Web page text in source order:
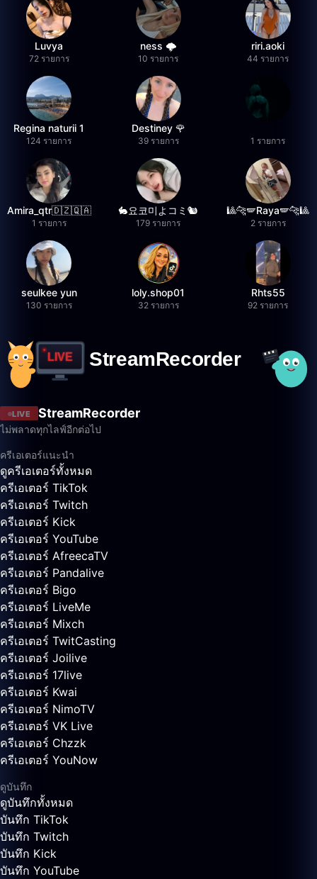
Luvya
72 รายการ
ness 🌩️
10 รายการ
riri.aoki
44 รายการ
Regina naturii 1
124 รายการ
Destiney 🌹
39 รายการ 1 รายการ
Amira_qtr🇩🇿🇶🇦
1 รายการ
🐇요코미よコミ🐿
179 รายการ
🎱🐆🪽Raya🪽🐆🎱
2 รายการ
seulkee yun
130 รายการ
loly.shop01
32 รายการ
Rhts55
92 รายการ
LIVE StreamRecorder
ไม่พลาดทุกไลฟ์อีกต่อไป
ครีเอเตอร์แนะนำ
ดูครีเอเตอร์ทั้งหมด
ครีเอเตอร์ TikTok
ครีเอเตอร์ Twitch
ครีเอเตอร์ Kick
ครีเอเตอร์ YouTube
ครีเอเตอร์ AfreecaTV
ครีเอเตอร์ Pandalive
ครีเอเตอร์ Bigo
ครีเอเตอร์ LiveMe
ครีเอเตอร์ Mixch
ครีเอเตอร์ TwitCasting
ครีเอเตอร์ Joilive
ครีเอเตอร์ 17live
ครีเอเตอร์ Kwai
ครีเอเตอร์ NimoTV
ครีเอเตอร์ VK Live
ครีเอเตอร์ Chzzk
ครีเอเตอร์ YouNow
ดูบันทึก
ดูบันทึกทั้งหมด
บันทึก TikTok
บันทึก Twitch
บันทึก Kick
บันทึก YouTube